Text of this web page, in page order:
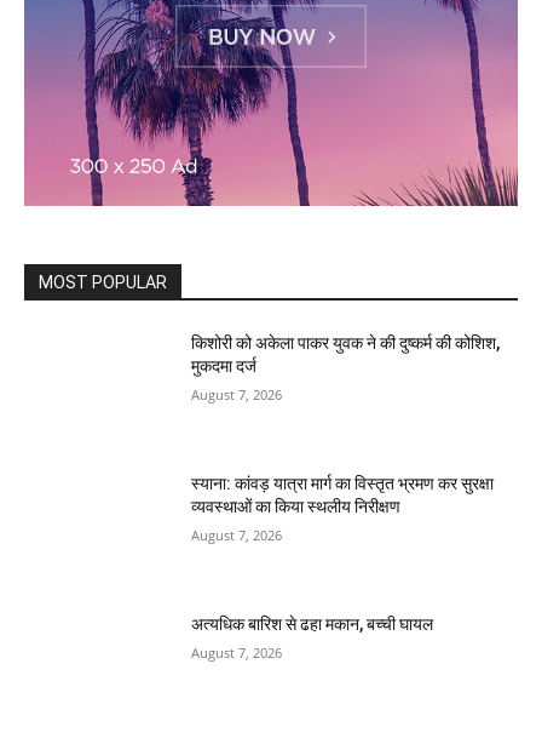
MOST POPULAR
किशोरी को अकेला पाकर युवक ने की दुष्कर्म की कोशिश,
मुकदमा दर्ज
August 7, 2026
स्याना: कांवड़ यात्रा मार्ग का विस्तृत भ्रमण कर सुरक्षा
व्यवस्थाओं का किया स्थलीय निरीक्षण
August 7, 2026
अत्यधिक बारिश से ढहा मकान, बच्ची घायल
August 7, 2026